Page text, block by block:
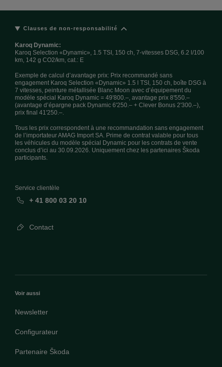
Clauses de non-responsabilité
Karoq Dynamic:
Karoq Selection «Dynamic», 1.5 TSI, 150 ch, 7-vitesses DSG, 6.2 l/100
km, 142 g CO2/km, cat.: E
Exemple de calcul d’avantage prix: Prix recommandé sans
engagement Karoq Selection «Dynamic» 1.5 l TSI, 150 ch, boîte DSG à
7 vitesses, peinture métallisée Blanc Moon avec d’équipement du
modèle spécial Karoq Dynamic = 49'800.–, avantage prix 8'550.–
(avantage d’épargne pack Dynamic 6'250.– + Clever Bonus 2'300.–),
prix final 41'250.–.
Tous les prix correspondent à une recommandation sans engagement
de l’importateur AMAG Import SA. Prime de contrat valable pour tous
les véhicules du modèle spécial Dynamic pour les contrats de vente
conclus d’ici au 30.09.2026. Uniquement chez les partenaires Škoda
participants.
Service clientèle
+ 41 800 03 20 10
Contact
Voir aussi
Newsletter
Configurateur
Partenaire Škoda